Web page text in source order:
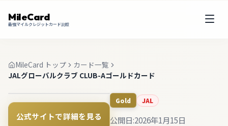
MileCard
最強マイルクレジットカード比較
MileCard トップ
カード一覧
JALグローバルクラブ CLUB-Aゴールドカード
公式サイトで詳細を見る
Gold JAL
公開日:2026年1月15日